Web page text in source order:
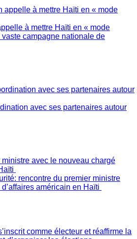
à mettre Haïti en « mode
campagne nationale de
avec ses partenaires autour
rencontre du premier ministre
américain en Haïti